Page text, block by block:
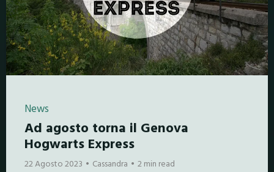
News
Ad agosto torna il Genova
Hogwarts Express
22 Agosto 2023 Cassandra 2 min read